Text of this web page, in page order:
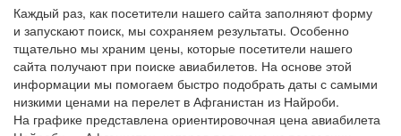
Каждый раз, как посетители нашего сайта заполняют форму
и запускают поиск, мы сохраняем результаты. Особенно
тщательно мы храним цены, которые посетители нашего
сайта получают при поиске авиабилетов. На основе этой
информации мы помогаем быстро подобрать даты с самыми
низкими ценами на перелет в Афганистан из Найроби.
На графике представлена ориентировочная цена авиабилета